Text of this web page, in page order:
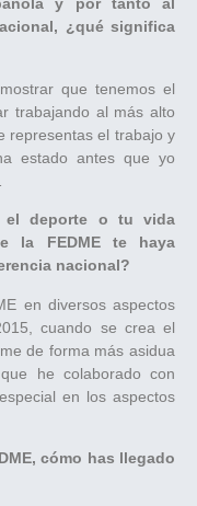
y por tanto al
¿qué significa
que tenemos el
trabajando al más alto
representas el trabajo y
estado antes que yo
el deporte o tu vida
la FEDME te haya
nacional?
en diversos aspectos
cuando se crea el
de forma más asidua
he colaborado con
en los aspectos
cómo has llegado